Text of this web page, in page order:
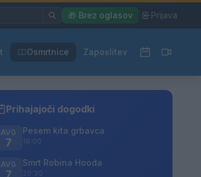
🎁 Brez oglasov Prijava
Osmrtnice Zaposlitev
Prihajajoči dogodki
AVG
7
Pesem kita grbavca
18:00
AVG
7
Smrt Robina Hooda
20:30